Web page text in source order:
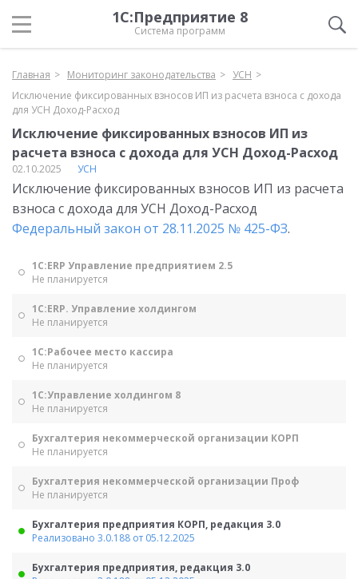
1С:Предприятие 8
Система программ
Главная Мониторинг законодательства
УСН
Исключение фиксированных взносов ИП из расчета взноса с дохода
для УСН Доход-Расход
Исключение фиксированных взносов ИП из
расчета взноса с дохода для УСН Доход-Расход
02.10.2025 УСН
Исключение фиксированных взносов ИП из расчета
взноса с дохода для УСН Доход-Расход
Федеральный закон от 28.11.2025 № 425-ФЗ.
1С:ERP Управление предприятием 2.5
Не планируется
1С:ERP. Управление холдингом
Не планируется
1С:Рабочее место кассира
Не планируется
1С:Управление холдингом 8
Не планируется
Бухгалтерия некоммерческой организации КОРП
Не планируется
Бухгалтерия некоммерческой организации Проф
Не планируется
Бухгалтерия предприятия КОРП, редакция 3.0
Реализовано 3.0.188 от 05.12.2025
Бухгалтерия предприятия, редакция 3.0